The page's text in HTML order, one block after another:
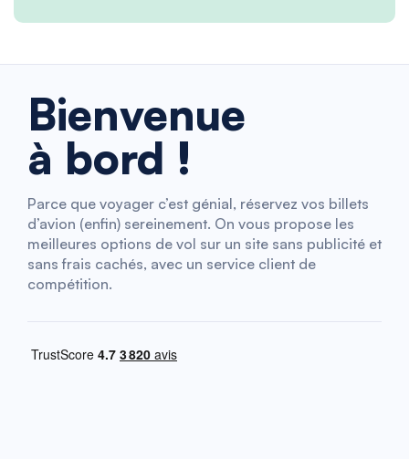
Bienvenue
à bord !
Parce que voyager c’est génial, réservez vos billets
d’avion (enfin) sereinement. On vous propose les
meilleures options de vol sur un site sans publicité et
sans frais cachés, avec un service client de
compétition.